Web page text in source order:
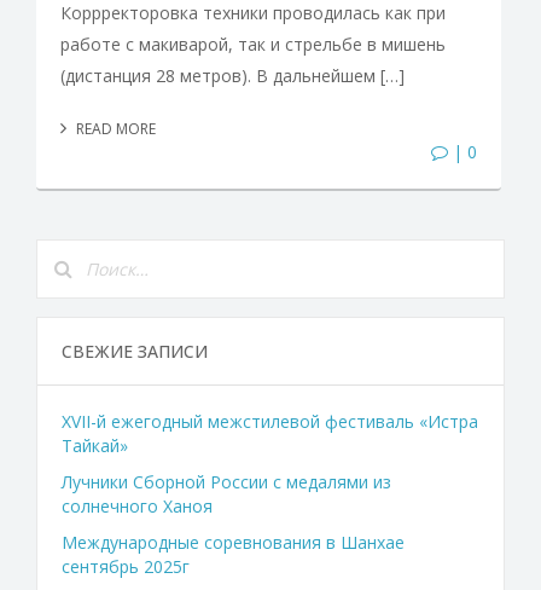
Коррректоровка техники проводилась как при
работе с макиварой, так и стрельбе в мишень
(дистанция 28 метров). В дальнейшем […]
READ MORE
| 0
СВЕЖИЕ ЗАПИСИ
XVII-й ежегодный межстилевой фестиваль «Истра
Тайкай»
Лучники Сборной России с медалями из
солнечного Ханоя
Международные соревнования в Шанхае
сентябрь 2025г